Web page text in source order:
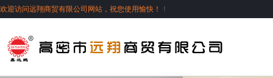
欢迎访问远翔商贸有限公司网站，祝您使用愉快！ ！